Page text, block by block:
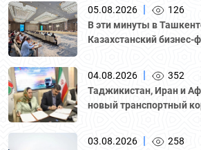
05.08.2026 |
126
В эти минуты в
Казахстанский бизнес-
Национальной палатой
Казахстана "Атамекен."
04.08.2026 |
352
Таджикистан, Иран и
новый транспортный
03.08.2026 |
258